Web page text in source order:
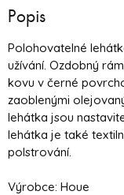
Popis
Polohovatelné
užívání. Ozdobný
kovu v černé
zaoblenými
lehátka jsou
lehátka je také
polstrování.
Výrobce: Houe